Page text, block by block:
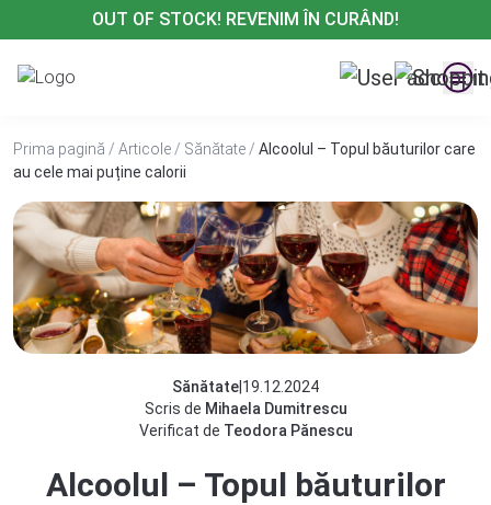
la
conținut
OUT OF STOCK! REVENIM ÎN CURÂND!
Prima pagină / Articole / Sănătate / Alcoolul – Topul băuturilor care
au cele mai puține calorii
Sănătate 19.12.2024
Scris de Mihaela Dumitrescu
Verificat de Teodora Pănescu
Alcoolul – Topul băuturilor